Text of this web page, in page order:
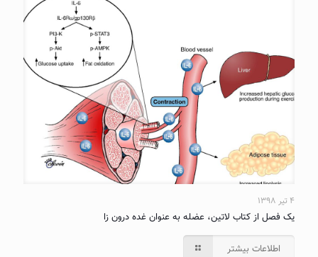
۴ تیر ۱۳۹۸
یک فصل از کتاب لاتین، عضله به عنوان غده درون زا
اطلاعات بیشتر